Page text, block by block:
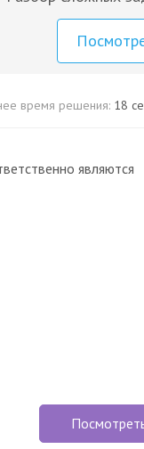
время решения: 18
являются